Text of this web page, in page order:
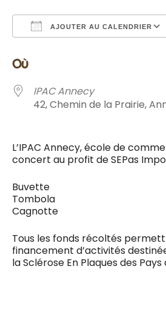
AJOUTER AU CALENDRIER
où
IPAC Annecy
42, Chemin de la Prairie,
L’IPAC Annecy, école de
concert au profit de SEPas
Buvette
Tombola
Cagnotte
Tous les fonds récoltés
financement d’activités
la Sclérose En Plaques des Pays